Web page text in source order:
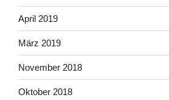
April 2019
März 2019
November 2018
Oktober 2018